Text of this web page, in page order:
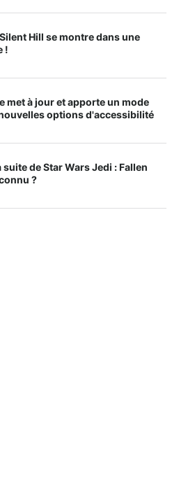
Hill se montre dans une
!
met à jour et apporte un mode
options d'accessibilité
suite de Star Wars Jedi : Fallen
?